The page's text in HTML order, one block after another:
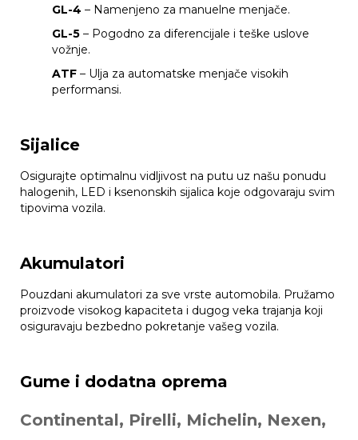
GL-4 – Namenjeno za manuelne menjače.
GL-5 – Pogodno za diferencijale i teške uslove
vožnje.
ATF – Ulja za automatske menjače visokih
performansi.
Sijalice
Osigurajte optimalnu vidljivost na putu uz našu ponudu
halogenih, LED i ksenonskih sijalica koje odgovaraju svim
tipovima vozila.
Akumulatori
Pouzdani akumulatori za sve vrste automobila. Pružamo
proizvode visokog kapaciteta i dugog veka trajanja koji
osiguravaju bezbedno pokretanje vašeg vozila.
Gume i dodatna oprema
Continental, Pirelli, Michelin, Nexen,